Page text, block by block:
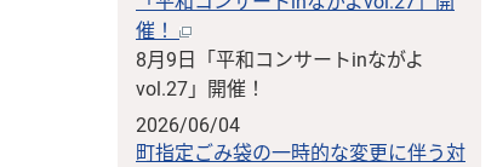
催！
8月9日「平和コンサートinながよ
vol.27」開催！
2026/06/04
町指定ごみ袋の一時的な変更に伴う対